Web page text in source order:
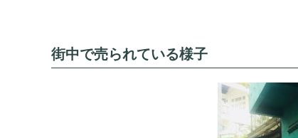
街中で売られている様子